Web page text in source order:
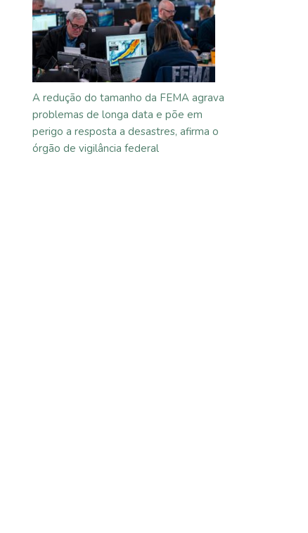
A redução do tamanho da FEMA agrava
problemas de longa data e põe em
perigo a resposta a desastres, afirma o
órgão de vigilância federal